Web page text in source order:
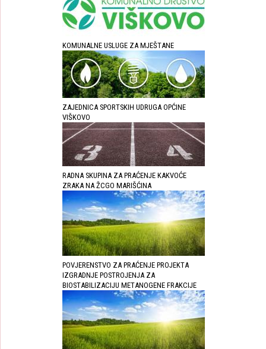
KOMUNALNE USLUGE ZA MJEŠTANE
ZAJEDNICA SPORTSKIH UDRUGA OPĆINE
VIŠKOVO
RADNA SKUPINA ZA PRAĆENJE KAKVOĆE
ZRAKA NA ŽCGO MARIŠĆINA
POVJERENSTVO ZA PRAĆENJE PROJEKTA
IZGRADNJE POSTROJENJA ZA
BIOSTABILIZACIJU METANOGENE FRAKCIJE